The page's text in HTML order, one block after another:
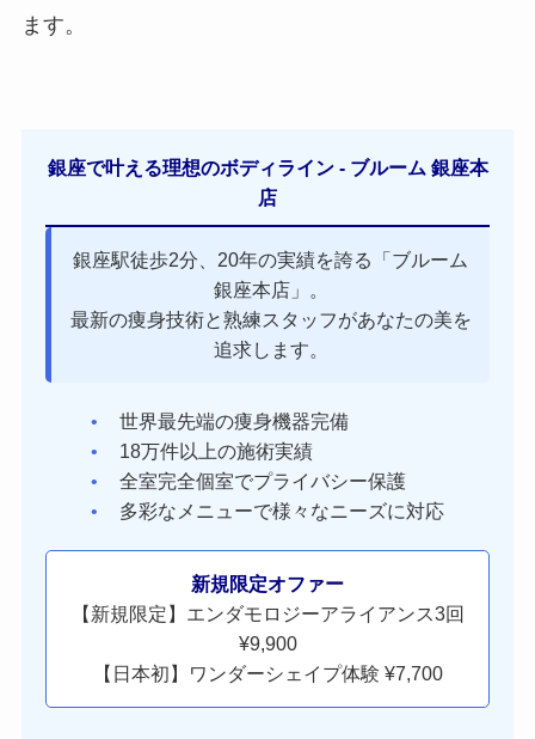
ます。
銀座で叶える理想のボディライン - ブルーム 銀座本
店
銀座駅徒歩2分、20年の実績を誇る「ブルーム
銀座本店」。
最新の痩身技術と熟練スタッフがあなたの美を
追求します。
世界最先端の痩身機器完備
18万件以上の施術実績
全室完全個室でプライバシー保護
多彩なメニューで様々なニーズに対応
新規限定オファー
【新規限定】エンダモロジーアライアンス3回
¥9,900
【日本初】ワンダーシェイプ体験 ¥7,700